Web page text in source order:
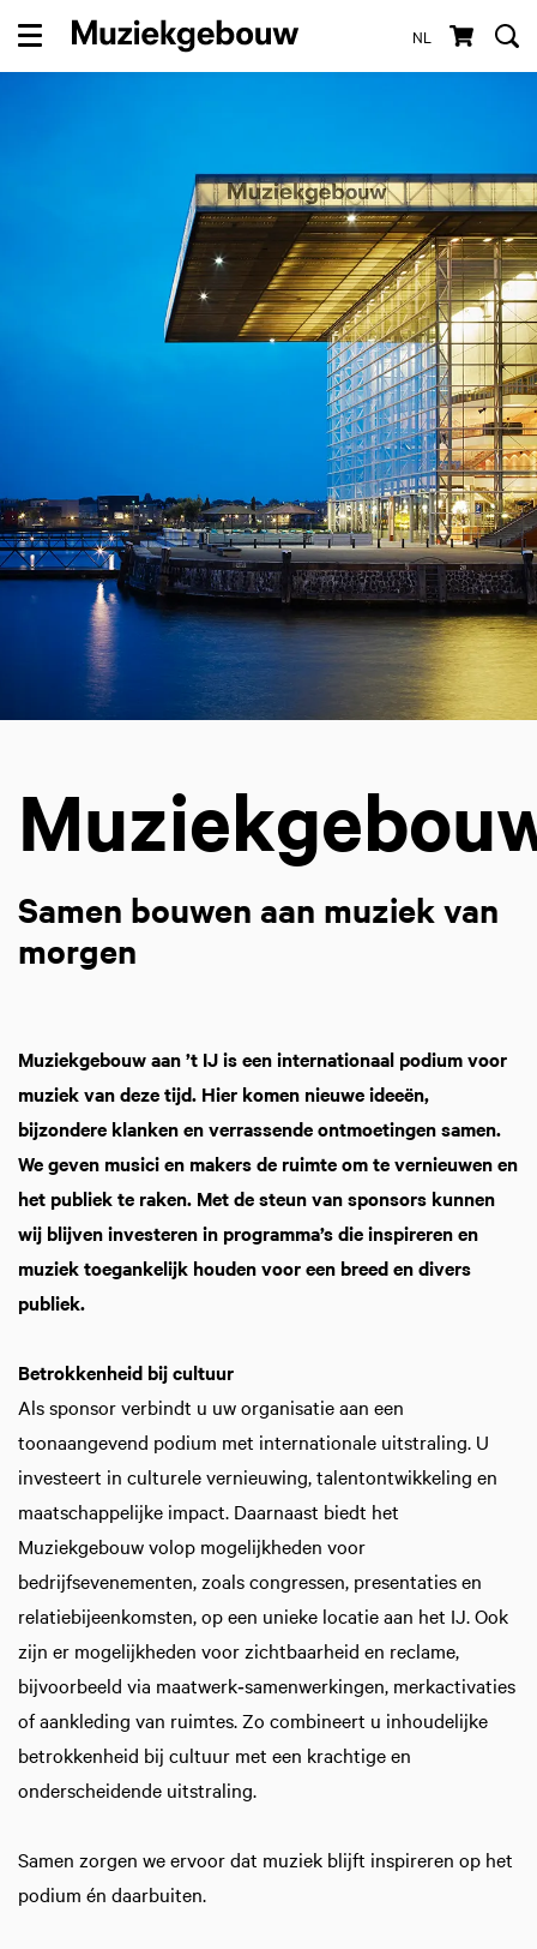
NL
Menu
Samen bouwen aan muziek van
morgen
Muziekgebouw aan ’t IJ is een internationaal podium voor
muziek van deze tijd. Hier komen nieuwe ideeën,
bijzondere klanken en verrassende ontmoetingen samen.
We geven musici en makers de ruimte om te vernieuwen en
het publiek te raken. Met de steun van sponsors kunnen
wij blijven investeren in programma’s die inspireren en
muziek toegankelijk houden voor een breed en divers
publiek.
Betrokkenheid bij cultuur
Als sponsor verbindt u uw organisatie aan een
toonaangevend podium met internationale uitstraling. U
investeert in culturele vernieuwing, talentontwikkeling en
maatschappelijke impact. Daarnaast biedt het
Muziekgebouw volop mogelijkheden voor
bedrijfsevenementen, zoals congressen, presentaties en
relatiebijeenkomsten, op een unieke locatie aan het IJ. Ook
zijn er mogelijkheden voor zichtbaarheid en reclame,
bijvoorbeeld via maatwerk‑samenwerkingen, merkactivaties
of aankleding van ruimtes. Zo combineert u inhoudelijke
betrokkenheid bij cultuur met een krachtige en
onderscheidende uitstraling.
Samen zorgen we ervoor dat muziek blijft inspireren op het
podium én daarbuiten.